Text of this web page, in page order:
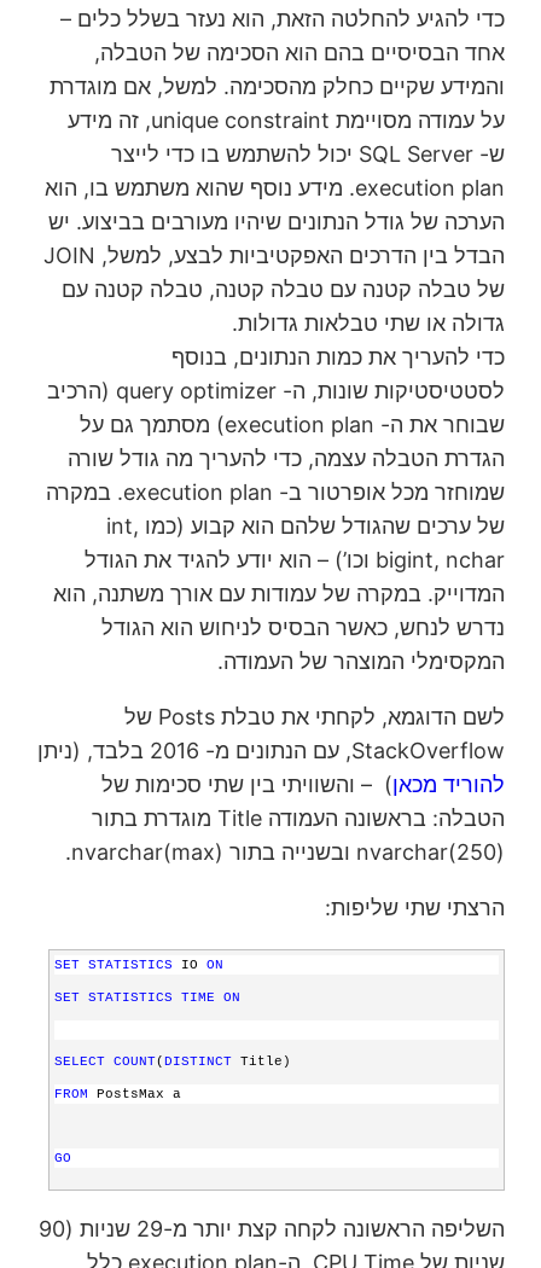
כדי להגיע להחלטה הזאת, הוא נעזר בשלל כלים –
אחד הבסיסיים בהם הוא הסכימה של הטבלה,
והמידע שקיים כחלק מהסכימה. למשל, אם מוגדרת
על עמודה מסויימת unique constraint, זה מידע
ש- SQL Server יכול להשתמש בו כדי לייצר
execution plan. מידע נוסף שהוא משתמש בו, הוא
הערכה של גודל הנתונים שיהיו מעורבים בביצוע. יש
הבדל בין הדרכים האפקטיביות לבצע, למשל, JOIN
של טבלה קטנה עם טבלה קטנה, טבלה קטנה עם
גדולה או שתי טבלאות גדולות.
כדי להעריך את כמות הנתונים, בנוסף
לסטטיסטיקות שונות, ה- query optimizer (הרכיב
שבוחר את ה- execution plan) מסתמך גם על
הגדרת הטבלה עצמה, כדי להעריך מה גודל שורה
שמוחזר מכל אופרטור ב- execution plan. במקרה
של ערכים שהגודל שלהם הוא קבוע (כמו int,
bigint, nchar וכו’) – הוא יודע להגיד את הגודל
המדוייק. במקרה של עמודות עם אורך משתנה, הוא
נדרש לנחש, כאשר הבסיס לניחוש הוא הגודל
המקסימלי המוצהר של העמודה.
לשם הדוגמא, לקחתי את טבלת Posts של
StackOverflow, עם הנתונים מ- 2016 בלבד, (ניתן
להוריד מכאן) – והשוויתי בין שתי סכימות של
הטבלה: בראשונה העמודה Title מוגדרת בתור
nvarchar(250) ובשנייה בתור nvarchar(max).
הרצתי שתי שליפות:
SET STATISTICS IO ON
SET STATISTICS TIME ON
SELECT COUNT( DISTINCT Title)
FROM PostsMax a
GO
SELECT COUNT( DISTINCT Title)
FROM Posts a
השליפה הראשונה לקחה קצת יותר מ-29 שניות (90